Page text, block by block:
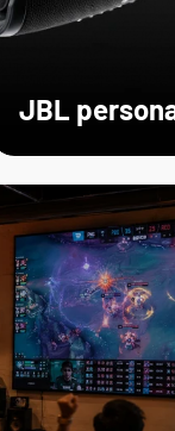
JBL